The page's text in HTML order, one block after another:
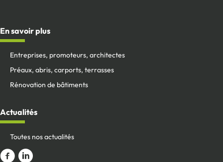
En savoir plus
Entreprises, promoteurs, architectes
Préaux, abris, carports, terrasses
Rénovation de bâtiments
Actualités
Toutes nos actualités
Aller sur la page Facebook
ALler sur le compte Linkedin